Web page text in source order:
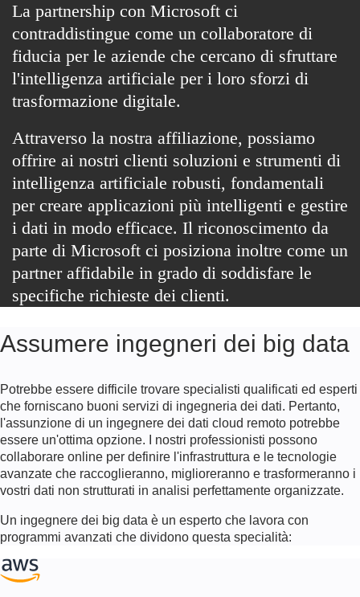
La partnership con Microsoft ci
contraddistingue come un collaboratore di
fiducia per le aziende che cercano di sfruttare
l'intelligenza artificiale per i loro sforzi di
trasformazione digitale.
Attraverso la nostra affiliazione, possiamo
offrire ai nostri clienti soluzioni e strumenti di
intelligenza artificiale robusti, fondamentali
per creare applicazioni più intelligenti e gestire
i dati in modo efficace. Il riconoscimento da
parte di Microsoft ci posiziona inoltre come un
partner affidabile in grado di soddisfare le
specifiche richieste dei clienti.
Assumere ingegneri dei big data
Potrebbe essere difficile trovare specialisti qualificati ed esperti
che forniscano buoni servizi di ingegneria dei dati. Pertanto,
l'assunzione di un ingegnere dei dati cloud remoto potrebbe
essere un'ottima opzione. I nostri professionisti possono
collaborare online per definire l'infrastruttura e le tecnologie
avanzate che raccoglieranno, miglioreranno e trasformeranno i
vostri dati non strutturati in analisi perfettamente organizzate.
Un ingegnere dei big data è un esperto che lavora con
programmi avanzati che dividono questa specialità: